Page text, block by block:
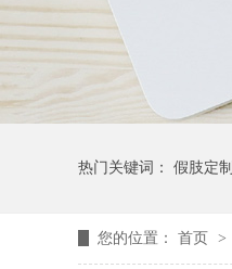
热门关键词： 假肢定制
您的位置： 首页 >